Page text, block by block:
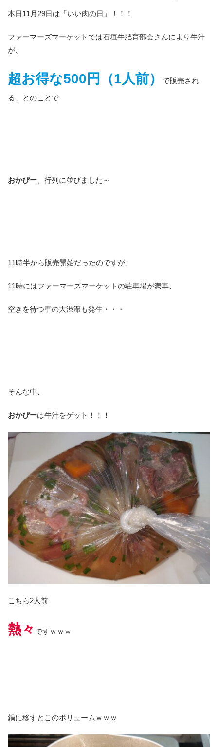
本日11月29日は「いい肉の日」！！！
ファーマーズマーケットでは石垣牛肥育部会さんにより牛汁
が、
超お得な500円（1人前） で販売され
る、とのことで
おかぴー 、行列に並びました～
11時半から販売開始だったのですが、
11時にはファーマーズマーケットの駐車場が満車、
空きを待つ車の大渋滞も発生・・・
そんな中、
おかぴーは牛汁をゲット！！！
こちら2人前
熱々 ですｗｗｗ
鍋に移すとこのボリュームｗｗｗ